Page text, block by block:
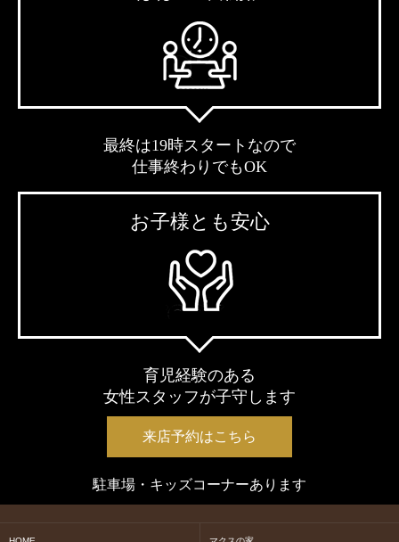
最終は19時スタートなので
仕事終わりでもOK
お子様とも安心
育児経験のある
女性スタッフが子守します
来店予約はこちら
駐車場・キッズコーナーあります